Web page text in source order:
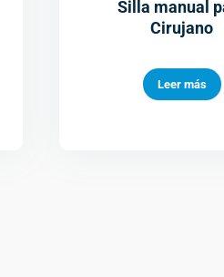
Silla manual
Cirujano
Leer más